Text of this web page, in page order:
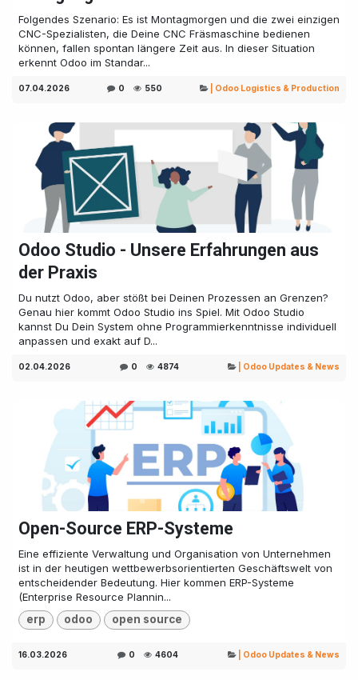
Folgendes Szenario: Es ist Montagmorgen und die zwei einzigen
CNC-Spezialisten, die Deine CNC Fräsmaschine bedienen
können, fallen spontan längere Zeit aus. In dieser Situation
erkennt Odoo im Standar...
07.04.2026 0 550 | Odoo Logistics & Production
Odoo Studio - Unsere Erfahrungen aus
der Praxis
Du nutzt Odoo, aber stößt bei Deinen Prozessen an Grenzen?
Genau hier kommt Odoo Studio ins Spiel. Mit Odoo Studio
kannst Du Dein System ohne Programmierkenntnisse individuell
anpassen und exakt auf D...
02.04.2026 0 4874 | Odoo Updates & News
Open-Source ERP-Systeme
Eine effiziente Verwaltung und Organisation von Unternehmen
ist in der heutigen wettbewerbsorientierten Geschäftswelt von
entscheidender Bedeutung. Hier kommen ERP-Systeme
(Enterprise Resource Plannin...
erp
odoo open source
16.03.2026 0 4604 | Odoo Updates & News